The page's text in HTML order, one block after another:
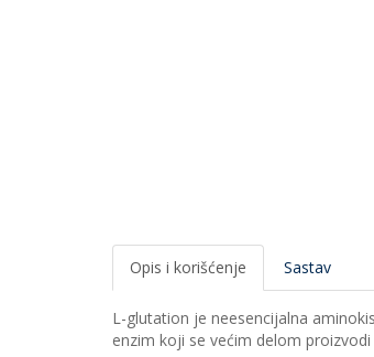
Opis i korišćenje Sastav
L-glutation je neesencijalna
enzim koji se većim delom